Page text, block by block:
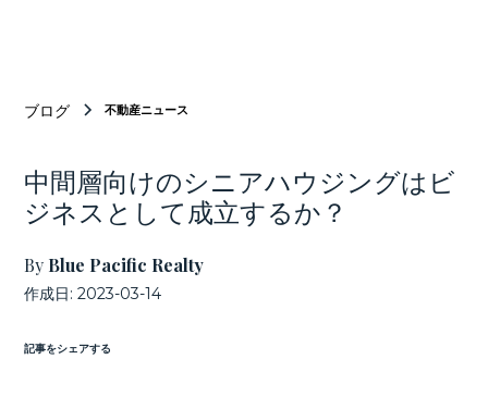
ブログ 不動産ニュース
中間層向けのシニアハウジングはビ
ジネスとして成立するか？
By Blue Pacific Realty
作成日:2023-03-14
記事をシェアする